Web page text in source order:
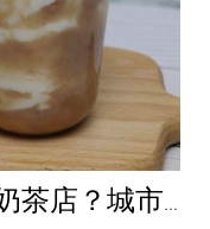
全味时间加盟费多少钱奶茶店？城市标准不同费用也会有所不同